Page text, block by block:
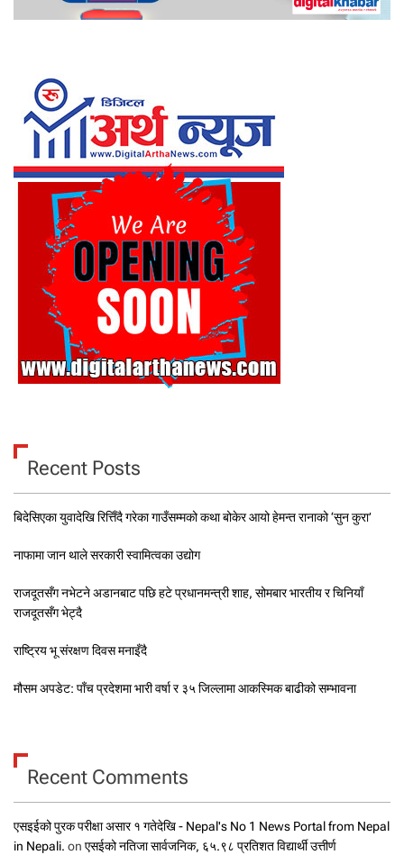
Recent Posts
बिदेसिएका युवादेखि रित्तिँदै गरेका गाउँसम्मको कथा बोकेर आयो हेमन्त रानाको ‘सुन कुरा’
नाफामा जान थाले सरकारी स्वामित्वका उद्योग
राजदूतसँग नभेटने अडानबाट पछि हटे प्रधानमन्त्री शाह, सोमबार भारतीय र चिनियाँ
राजदूतसँग भेट्दै
राष्ट्रिय भू संरक्षण दिवस मनाइँदै
मौसम अपडेट: पाँच प्रदेशमा भारी वर्षा र ३५ जिल्लामा आकस्मिक बाढीको सम्भावना
Recent Comments
एसइईको पुरक परीक्षा असार १ गतेदेखि - Nepal's No 1 News Portal from Nepal
in Nepali. on एसईको नतिजा सार्वजनिक, ६५.९८ प्रतिशत विद्यार्थी उत्तीर्ण